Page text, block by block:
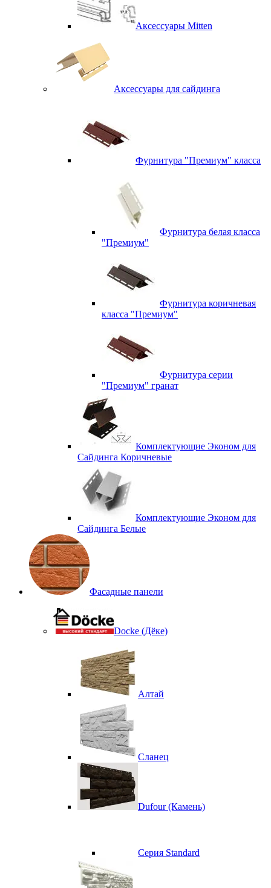
Аксессуары Mitten
Аксессуары для сайдинга
Фурнитура "Премиум" класса
Фурнитура белая класса
"Премиум"
Фурнитура коричневая
класса "Премиум"
Фурнитура серии
"Премиум" гранат
Комплектующие Эконом для
Сайдинга Коричневые
Комплектующие Эконом для
Сайдинга Белые
Фасадные панели
Docke (Дёке)
Алтай
Сланец
Dufour (Камень)
Серия Standard